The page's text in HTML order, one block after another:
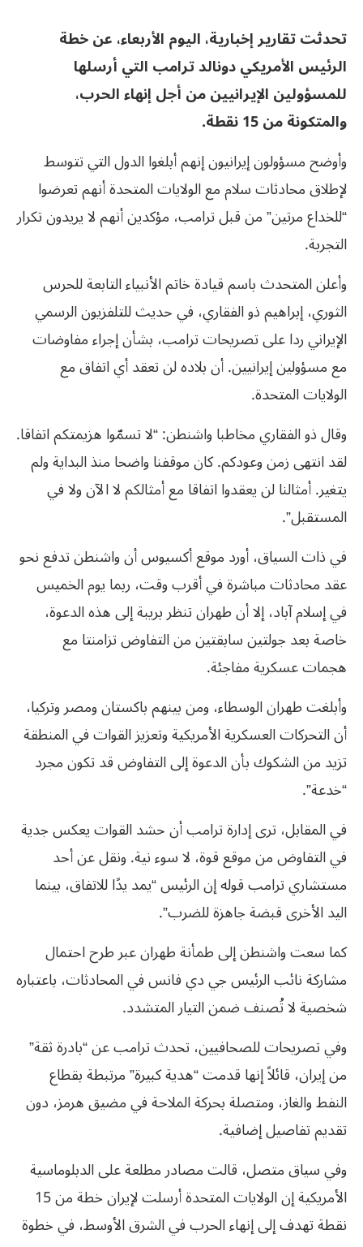
تحدثت تقارير إخبارية، اليوم الأربعاء، عن خطة
الرئيس الأمريكي دونالد ترامب التي أرسلها
للمسؤولين الإيرانيين من أجل إنهاء الحرب،
والمتكونة من 15 نقطة.
وأوضح مسؤولون إيرانيون إنهم أبلغوا الدول التي تتوسط
لإطلاق محادثات سلام مع الولايات المتحدة أنهم تعرضوا
“للخداع مرتين” من قبل ترامب، مؤكدين أنهم لا يريدون تكرار
التجربة.
وأعلن المتحدث باسم قيادة خاتم الأنبياء التابعة للحرس
الثوري، إبراهيم ذو الفقاري، في حديث للتلفزيون الرسمي
الإيراني ردا على تصريحات ترامب، بشأن إجراء مفاوضات
مع مسؤولين إيرانيين. أن بلاده لن تعقد أي اتفاق مع
الولايات المتحدة.
وقال ذو الفقاري مخاطبا واشنطن: “لا تسمّوا هزيمتكم اتفاقا.
لقد انتهى زمن وعودكم. كان موقفنا واضحا منذ البداية ولم
يتغير. أمثالنا لن يعقدوا اتفاقا مع أمثالكم لا الآن ولا في
المستقبل”.
في ذات السياق، أورد موقع أكسيوس أن واشنطن تدفع نحو
عقد محادثات مباشرة في أقرب وقت، ربما يوم الخميس
في إسلام آباد، إلا أن طهران تنظر بريبة إلى هذه الدعوة،
خاصة بعد جولتين سابقتين من التفاوض تزامنتا مع
هجمات عسكرية مفاجئة.
وأبلغت طهران الوسطاء، ومن بينهم باكستان ومصر وتركيا،
أن التحركات العسكرية الأمريكية وتعزيز القوات في المنطقة
تزيد من الشكوك بأن الدعوة إلى التفاوض قد تكون مجرد
“خدعة”.
في المقابل، ترى إدارة ترامب أن حشد القوات يعكس جدية
في التفاوض من موقع قوة، لا سوء نية. ونقل عن أحد
مستشاري ترامب قوله إن الرئيس “يمد يدًا للاتفاق، بينما
اليد الأخرى قبضة جاهزة للضرب”.
كما سعت واشنطن إلى طمأنة طهران عبر طرح احتمال
مشاركة نائب الرئيس جي دي فانس في المحادثات، باعتباره
شخصية لا تُصنف ضمن التيار المتشدد.
وفي تصريحات للصحافيين، تحدث ترامب عن “بادرة ثقة”
من إيران، قائلاً إنها قدمت “هدية كبيرة” مرتبطة بقطاع
النفط والغاز، ومتصلة بحركة الملاحة في مضيق هرمز، دون
تقديم تفاصيل إضافية.
وفي سياق متصل، قالت مصادر مطلعة على الدبلوماسية
الأمريكية إن الولايات المتحدة أرسلت لإيران خطة من 15
نقطة تهدف إلى إنهاء الحرب في الشرق الأوسط، في خطوة